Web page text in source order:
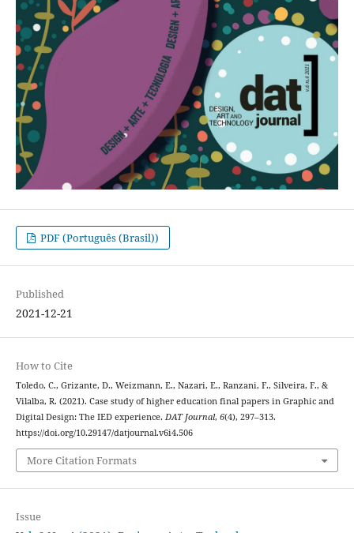
PDF (Português (Brasil))
Published
2021-12-21
How to Cite
Toledo, C., Grizante, D., Weizmann, E., Nazari, E., Ranzani, F., Silveira, F., &
Vilalba, R. (2021). Case study of higher education final papers in Graphic and
Digital Design: The IED experience. DAT Journal, 6(4), 297–313.
https://doi.org/10.29147/datjournal.v6i4.506
More Citation Formats
Issue